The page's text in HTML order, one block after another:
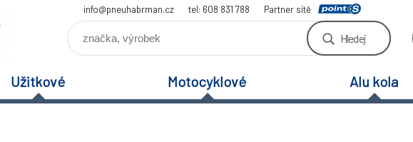
info@pneuhabrman.cz tel: 608 831 788 Partner sítě
Hledej
Užitkové Motocyklové Alu kola